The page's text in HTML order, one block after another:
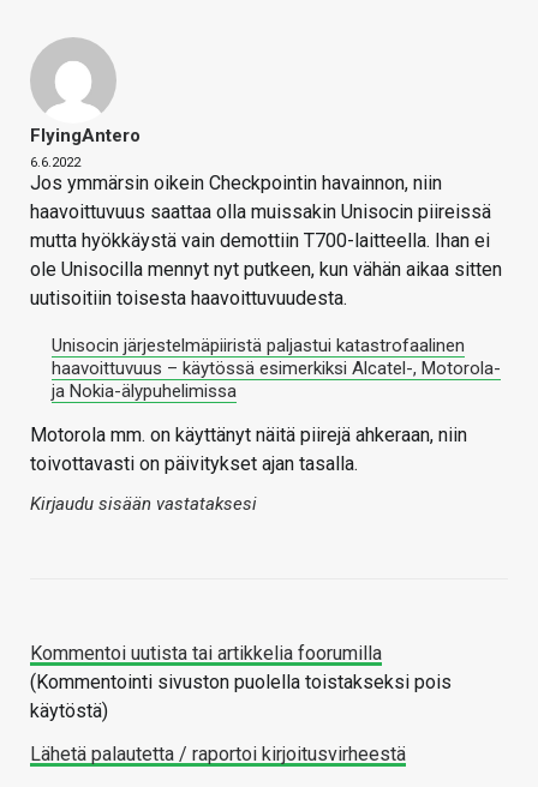
FlyingAntero
6.6.2022
Jos ymmärsin oikein Checkpointin havainnon, niin
haavoittuvuus saattaa olla muissakin Unisocin piireissä
mutta hyökkäystä vain demottiin T700-laitteella. Ihan ei
ole Unisocilla mennyt nyt putkeen, kun vähän aikaa sitten
uutisoitiin toisesta haavoittuvuudesta.
Unisocin järjestelmäpiiristä paljastui katastrofaalinen
haavoittuvuus – käytössä esimerkiksi Alcatel-, Motorola-
ja Nokia-älypuhelimissa
Motorola mm. on käyttänyt näitä piirejä ahkeraan, niin
toivottavasti on päivitykset ajan tasalla.
Kirjaudu sisään vastataksesi
Kommentoi uutista tai artikkelia foorumilla
(Kommentointi sivuston puolella toistakseksi pois
käytöstä)
Lähetä palautetta / raportoi kirjoitusvirheestä